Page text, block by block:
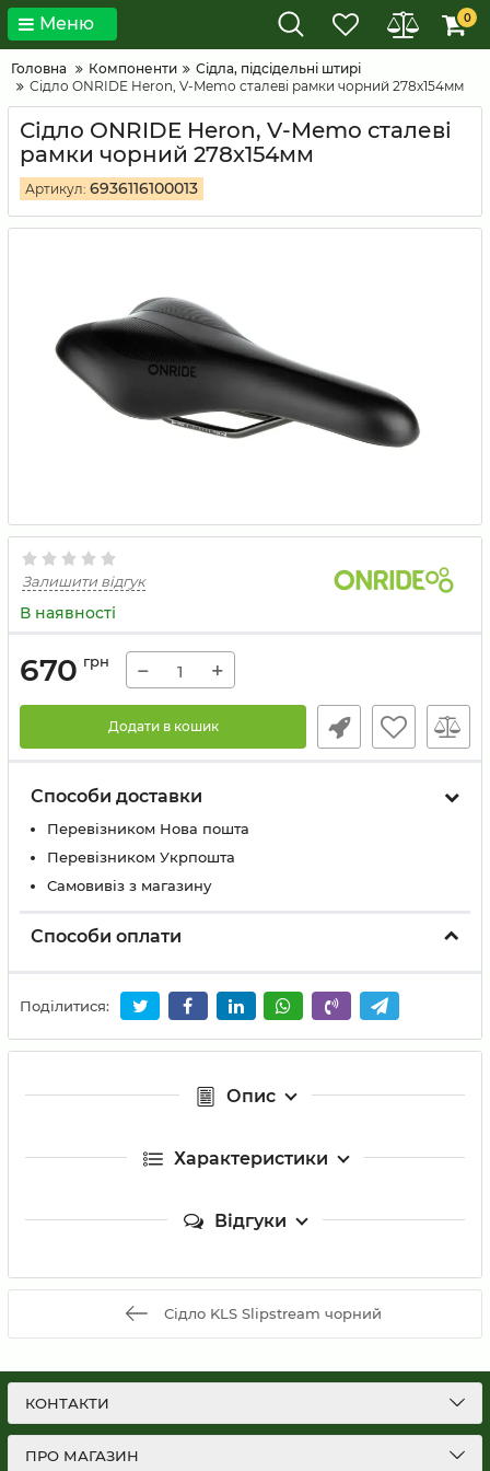
Меню 0
Головна Компоненти
Сідла, підсідельні штирі
Сідло ONRIDE Heron, V-Memo сталеві рамки чорний 278х154мм
Сідло ONRIDE Heron, V-Memo сталеві
рамки чорний 278х154мм
Артикул: 6936116100013
Залишити відгук
В наявності
670 грн − +
Додати в кошик
Способи доставки
Перевізником Нова пошта
Перевізником Укрпошта
Самовивіз з магазину
Способи оплати
Поділитися:
Опис
Характеристики
Відгуки
Сідло KLS Slipstream чорний
КОНТАКТИ
ПРО МАГАЗИН